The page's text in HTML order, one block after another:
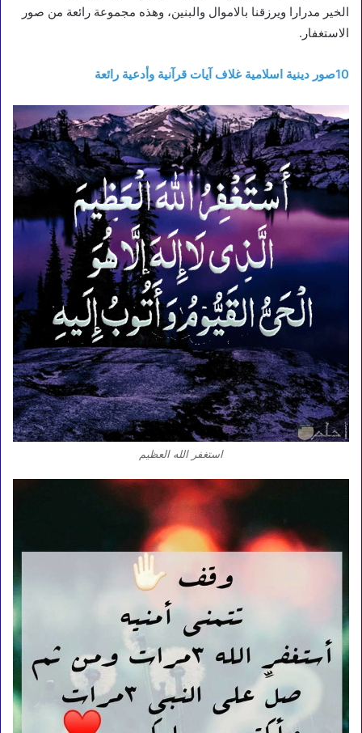
الخير مدرارا ويرزقنا بالاموال والبنين، وهذه مجموعة رائعة من صور
الاستغفار.
10صور دينية اسلامية غلاف آيات قرآنية وأدعية رائعة
استغفر الله العظيم